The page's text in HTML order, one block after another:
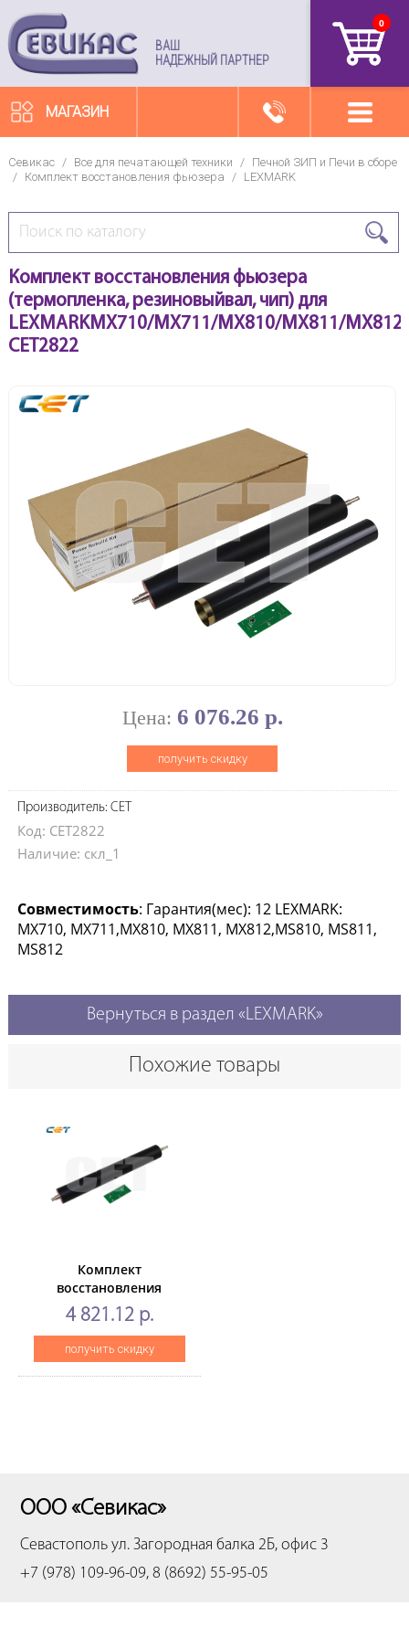
ВАШ
НАДЕЖНЫЙ ПАРТНЕР
0
МАГАЗИН
Севикас / Все для печатающей техники /
Печной ЗИП и Печи в сборе
/
Комплект восстановления фьюзера / LEXMARK
Комплект восстановления фьюзера
(термопленка, резиновыйвал, чип) для
LEXMARKMX710/MX711/MX810/MX811/
CET2822
Цена: 6 076.26 р.
получить скидку
Производитель: CET
Код: CET2822
Наличие: скл_1
Совместимость: Гарантия(мес): 12 LEXMARK:
MX710, MX711,MX810, MX811, MX812,MS810, MS811,
MS812
Вернуться в раздел «LEXMARK»
Похожие товары
Комплект
восстановления
фьюзера (резиновый
вал, чип)
дляLEXMARKMX710/MX711/MX810/MX811/MX812/MS810/
CET2865
4 821.12 р.
получить скидку
ООО «Севикас»
Севастополь ул. Загородная балка 2Б, офис 3
+7 (978) 109-96-09, 8 (8692) 55-95-05